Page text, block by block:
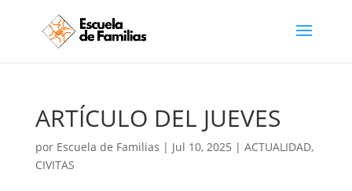
ARTÍCULO DEL JUEVES
por Escuela de Familias | Jul 10, 2025 | ACTUALIDAD,
CIVITAS